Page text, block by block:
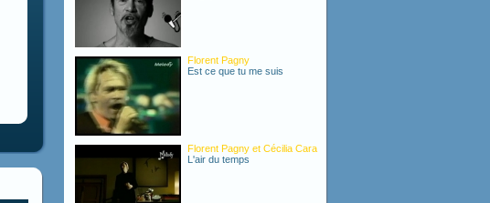
Florent Pagny
Est ce que tu me suis
Florent Pagny et Cécilia Cara
L'air du temps